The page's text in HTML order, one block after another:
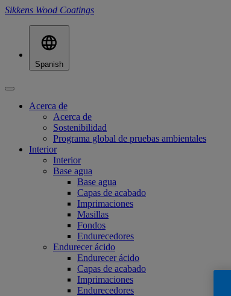
Sikkens Wood Coatings
Spanish
Acerca de
Acerca de
Sostenibilidad
Programa global de pruebas ambientales
Interior
Interior
Base agua
Base agua
Capas de acabado
Imprimaciones
Masillas
Fondos
Endurecedores
Endurecer ácido
Endurecer ácido
Capas de acabado
Imprimaciones
Endurecedores